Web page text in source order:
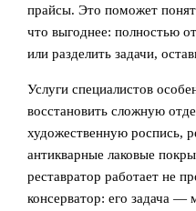
прайсы. Это поможет
что выгоднее: полностью
или разделить задачи,
Услуги специалистов
восстановить сложную
художественную роспись,
антикварные лаковые
реставратор работает не
консерватор: его задача —